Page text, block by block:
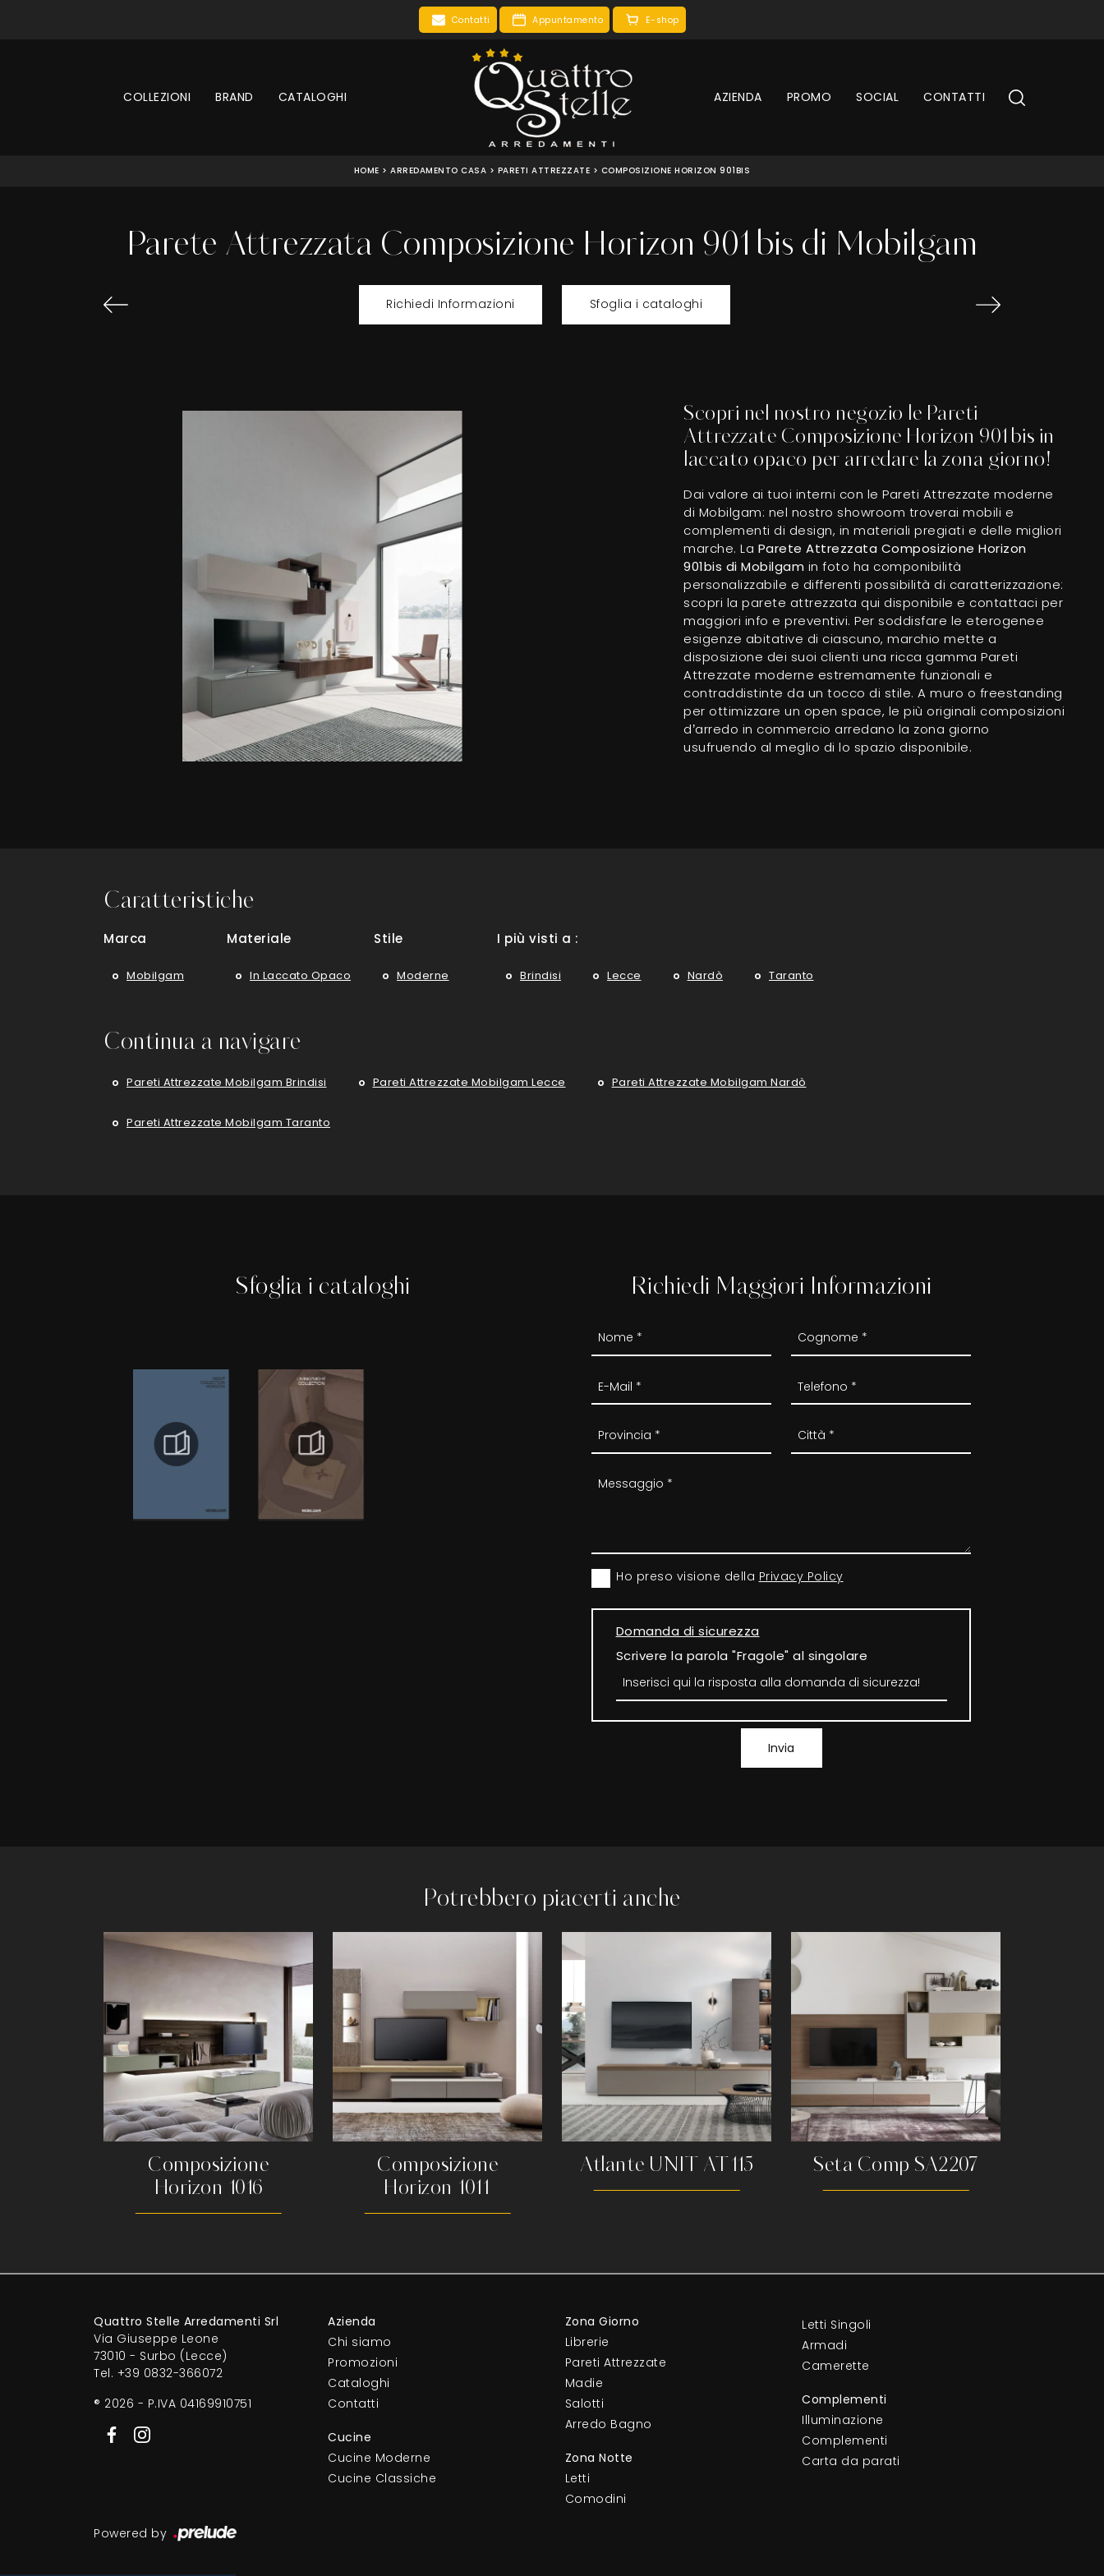
Contatti Appuntamento E-shop
COLLEZIONI BRAND CATALOGHI AZIENDA PROMO SOCIAL CONTATTI
HOME >ARREDAMENTO CASA > PARETI ATTREZZATE > COMPOSIZIONE HORIZON 901BIS
Parete Attrezzata Composizione Horizon 901bis di Mobilgam
Richiedi Informazioni Sfoglia i cataloghi
Scopri nel nostro negozio le Pareti
Attrezzate Composizione Horizon 901bis in
laccato opaco per arredare la zona giorno!
Dai valore ai tuoi interni con le Pareti Attrezzate moderne
di Mobilgam: nel nostro showroom troverai mobili e
complementi di design, in materiali pregiati e delle migliori
marche. La Parete Attrezzata Composizione Horizon
901bis di Mobilgam in foto ha componibilità
personalizzabile e differenti possibilità di caratterizzazione:
scopri la parete attrezzata qui disponibile e contattaci per
maggiori info e preventivi. Per soddisfare le eterogenee
esigenze abitative di ciascuno, marchio mette a
disposizione dei suoi clienti una ricca gamma Pareti
Attrezzate moderne estremamente funzionali e
contraddistinte da un tocco di stile. A muro o freestanding
per ottimizzare un open space, le più originali composizioni
d’arredo in commercio arredano la zona giorno
usufruendo al meglio di lo spazio disponibile.
Caratteristiche
Marca
Mobilgam
Materiale
In Laccato Opaco
Stile
Moderne
I più visti a :
Brindisi Lecce Nardò Taranto
Continua a navigare
Pareti Attrezzate Mobilgam Brindisi Pareti Attrezzate Mobilgam Lecce Pareti Attrezzate Mobilgam Nardò
Pareti Attrezzate Mobilgam Taranto
Sfoglia i cataloghi Richiedi Maggiori Informazioni
Ho preso visione della Privacy Policy
Domanda di sicurezza
Scrivere la parola "Fragole" al singolare
Invia
Potrebbero piacerti anche
Composizione
Horizon 1016
Composizione
Horizon 1011
Atlante UNIT AT115 Seta Comp SA2207
Quattro Stelle Arredamenti Srl
Via Giuseppe Leone
73010 - Surbo (Lecce)
Tel. +39 0832-366072
® 2026 - P.IVA 04169910751
Azienda
Chi siamo
Promozioni
Cataloghi
Contatti
Cucine
Cucine Moderne
Cucine Classiche
Zona Giorno
Librerie
Pareti Attrezzate
Madie
Salotti
Arredo Bagno
Zona Notte
Letti
Comodini
Letti Singoli
Armadi
Camerette
Complementi
Illuminazione
Complementi
Carta da parati
Powered by